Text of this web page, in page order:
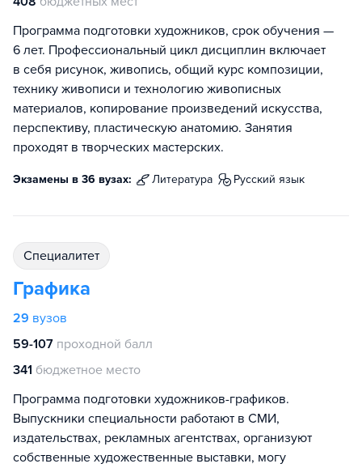
Программа подготовки художников, срок обучения —
6 лет. Профессиональный цикл дисциплин включает
в себя рисунок, живопись, общий курс композиции,
технику живописи и технологию живописных
материалов, копирование произведений искусства,
перспективу, пластическую анатомию. Занятия
проходят в творческих мастерских.
Экзамены в 36 вузах: литература русский язык
специалитет
Графика
29 вузов
59-107 проходной балл
341 бюджетное место
Программа подготовки художников-графиков.
Выпускники специальности работают в СМИ,
издательствах, рекламных агентствах, организуют
собственные художественные выставки, могу